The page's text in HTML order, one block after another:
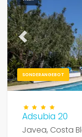
SONDERANGEBOT
Previous
Adsubia 20
Javea, Costa